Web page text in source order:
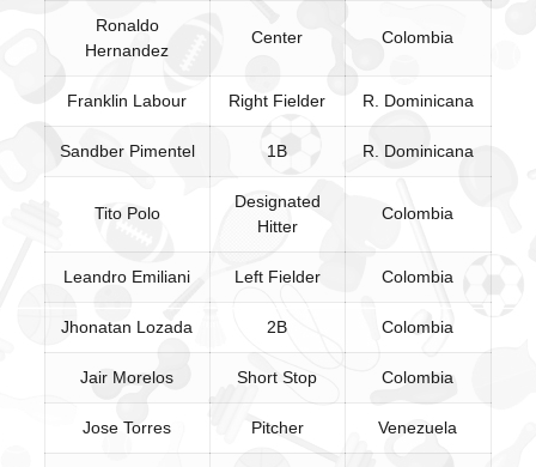
Ronaldo
Hernandez
Center Colombia
Franklin Labour Right Fielder R. Dominicana
Sandber Pimentel 1B R. Dominicana
Tito Polo
Designated
Hitter
Colombia
Leandro Emiliani Left Fielder Colombia
Jhonatan Lozada 2B Colombia
Jair Morelos Short Stop Colombia
Jose Torres Pitcher Venezuela